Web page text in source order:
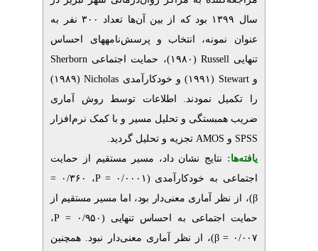
سال ۱۳۹۹ بود که از بین آن‌ها تعداد ۳۰۰ نفر به
انتخاب و پرسش‌نامه‏های احساس
Sherborn
خودکارآمدی Nicholas
(۱۹۸۹)
نمودند. اطلاعات توسط روش آماری
و تحلیل مسیر و با کمک نرم‌افزار
تجزیه و تحلیل گردید.
نتایج نشان داد،مسیر مستقیم از حمایت
خودکارآمدی (۰/۰۰۰۱ =
P، ۰/۳۶۰ =
آماری معنی‌دار بود، اما مسیر مستقیم از
به احساس تنهایی (۰/۹۵۰ =
P،
از نظر آماری معنی‌دار نبود. همچنین